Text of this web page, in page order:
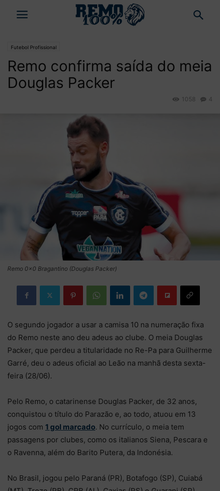
Futebol Profissional
Remo confirma saída do meia
Douglas Packer
4
1058
Remo 0x0 Bragantino (Douglas Packer)
O segundo jogador a usar a camisa 10 na numeração fixa
do Remo neste ano deu adeus ao clube. O meia Douglas
Packer, que perdeu a titularidade no Re-Pa para Guilherme
Garré, deu o adeus oficial ao Leão na manhã desta sexta-
feira (28/06).
Pelo Remo, o catarinense Douglas Packer, de 32 anos,
conquistou o título do Parazão e, ao todo, atuou em 13
jogos com 1 gol marcado. No currículo, o meia tem
passagens por clubes, como os italianos Siena, Pescara e
o Ravenna, além do Barito Putera, da Indonésia.
No Brasil, jogou pelo Paraná (PR), Botafogo (SP), Cuiabá